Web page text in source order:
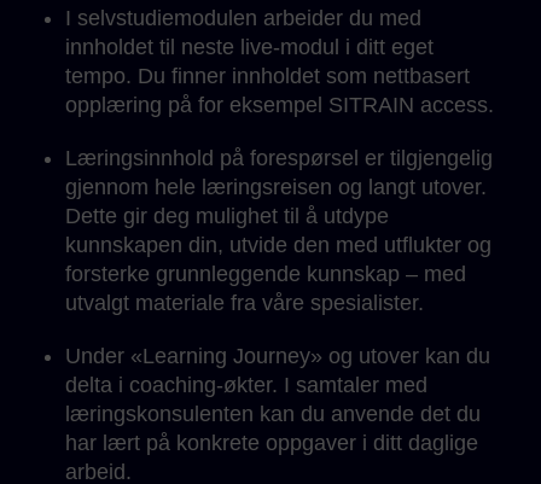
I selvstudiemodulen arbeider du med
innholdet til neste live-modul i ditt eget
tempo. Du finner innholdet som nettbasert
opplæring på for eksempel SITRAIN access.
Læringsinnhold på forespørsel er tilgjengelig
gjennom hele læringsreisen og langt utover.
Dette gir deg mulighet til å utdype
kunnskapen din, utvide den med utflukter og
forsterke grunnleggende kunnskap – med
utvalgt materiale fra våre spesialister.
Under «Learning Journey» og utover kan du
delta i coaching-økter. I samtaler med
læringskonsulenten kan du anvende det du
har lært på konkrete oppgaver i ditt daglige
arbeid.